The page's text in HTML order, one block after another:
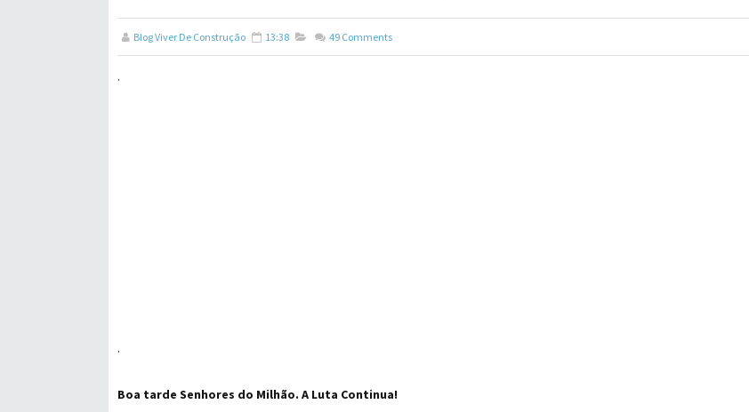
Blog Viver De Construção 13:38 49 Comments
.
.
Boa tarde Senhores do Milhão. A Luta Continua!